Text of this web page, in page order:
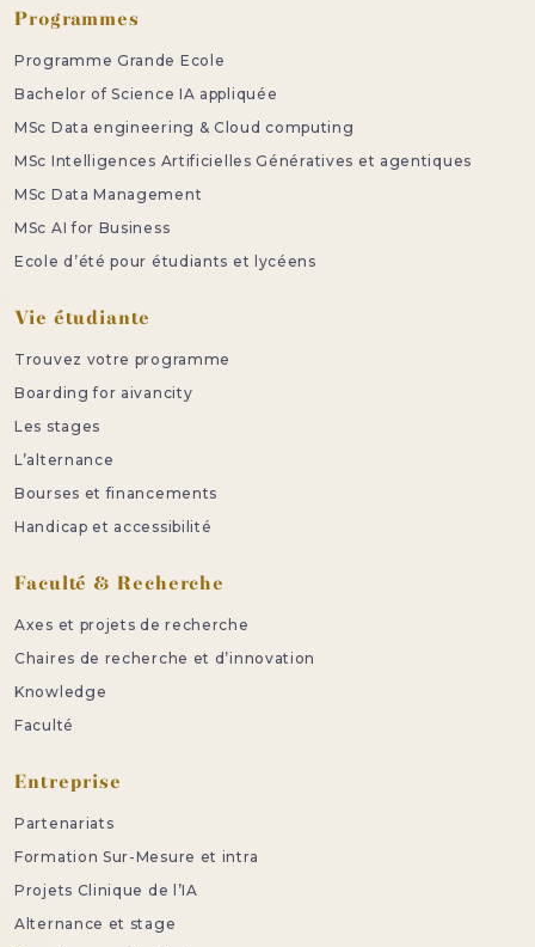
Programmes
Programme Grande Ecole
Bachelor of Science IA appliquée
MSc Data engineering & Cloud computing
MSc Intelligences Artificielles Génératives et agentiques
MSc Data Management
MSc AI for Business
Ecole d’été pour étudiants et lycéens
Vie étudiante
Trouvez votre programme
Boarding for aivancity
Les stages
L’alternance
Bourses et financements
Handicap et accessibilité
Faculté & Recherche
Axes et projets de recherche
Chaires de recherche et d’innovation
Knowledge
Faculté
Entreprise
Partenariats
Formation Sur-Mesure et intra
Projets Clinique de l’IA
Alternance et stage